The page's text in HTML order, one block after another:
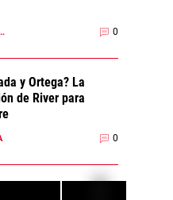
PASES 2026 0
y Ortega? La
de River para
0